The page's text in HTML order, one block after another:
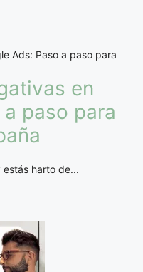
en
paso para
estás harto de...